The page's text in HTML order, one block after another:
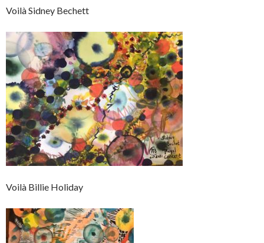
Voilà Sidney Bechett
Voilà Billie Holiday